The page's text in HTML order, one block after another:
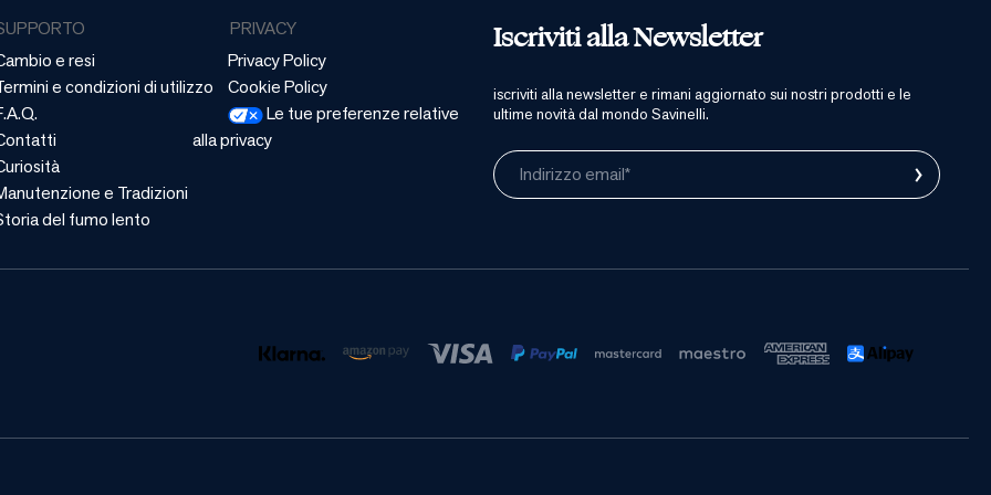
Iscriviti alla Newsletter
iscriviti alla newsletter e rimani aggiornato sui nostri prodotti e le
ultime novità dal mondo Savinelli.
Indirizzo email* ›
e resi
e condizioni di utilizzo
e Tradizioni
del fumo lento
PRIVACY
Privacy Policy
Cookie Policy
Le tue preferenze relative
alla privacy